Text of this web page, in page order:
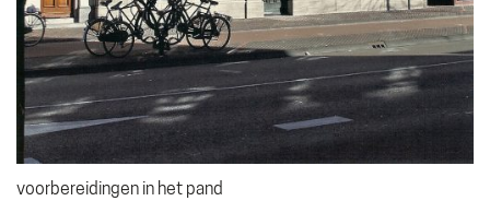
voorbereidingen in het pand